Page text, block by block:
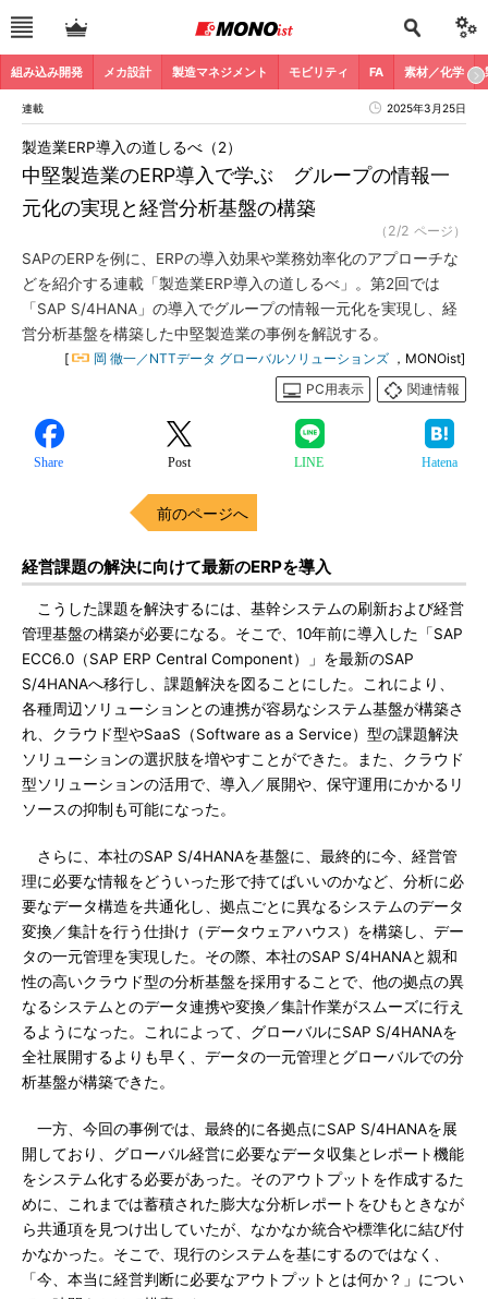
組み込み開発 メカ設計 製造マネジメント モビリティ FA 素材／化学
連載 2025年3月25日
中堅製造業のERP導入で学ぶ グループの情報一
元化の実現と経営分析基盤の構築
製造業ERP導入の道しるべ（2）
（2/2 ページ）
SAPのERPを例に、ERPの導入効果や業務効率化のアプローチな
どを紹介する連載「製造業ERP導入の道しるべ」。第2回では
「SAP S/4HANA」の導入でグループの情報一元化を実現し、経
営分析基盤を構築した中堅製造業の事例を解説する。
[ 岡 徹一／NTTデータ グローバルソリューションズ ，MONOist]
PC用表示
関連情報
Share Post LINE Hatena
前のページへ
経営課題の解決に向けて最新のERPを導入
こうした課題を解決するには、基幹システムの刷新および経営
管理基盤の構築が必要になる。そこで、10年前に導入した「SAP
ECC6.0（SAP ERP Central Component）」を最新のSAP
S/4HANAへ移行し、課題解決を図ることにした。これにより、
各種周辺ソリューションとの連携が容易なシステム基盤が構築さ
れ、クラウド型やSaaS（Software as a Service）型の課題解決
ソリューションの選択肢を増やすことができた。また、クラウド
型ソリューションの活用で、導入／展開や、保守運用にかかるリ
ソースの抑制も可能になった。
さらに、本社のSAP S/4HANAを基盤に、最終的に今、経営管
理に必要な情報をどういった形で持てばいいのかなど、分析に必
要なデータ構造を共通化し、拠点ごとに異なるシステムのデータ
変換／集計を行う仕掛け（データウェアハウス）を構築し、デー
タの一元管理を実現した。その際、本社のSAP S/4HANAと親和
性の高いクラウド型の分析基盤を採用することで、他の拠点の異
なるシステムとのデータ連携や変換／集計作業がスムーズに行え
るようになった。これによって、グローバルにSAP S/4HANAを
全社展開するよりも早く、データの一元管理とグローバルでの分
析基盤が構築できた。
一方、今回の事例では、最終的に各拠点にSAP S/4HANAを展
開しており、グローバル経営に必要なデータ収集とレポート機能
をシステム化する必要があった。そのアウトプットを作成するた
めに、これまでは蓄積された膨大な分析レポートをひもときなが
ら共通項を見つけ出していたが、なかなか統合や標準化に結び付
かなかった。そこで、現行のシステムを基にするのではなく、
「今、本当に経営判断に必要なアウトプットとは何か？」につい